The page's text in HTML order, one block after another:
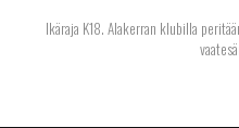
Ikäraja K18. Alakerran klubilla